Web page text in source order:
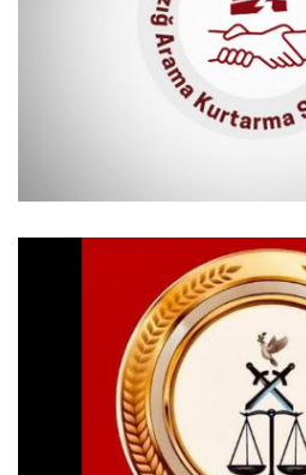
ELAZIĞ ARAMA KURTARMA